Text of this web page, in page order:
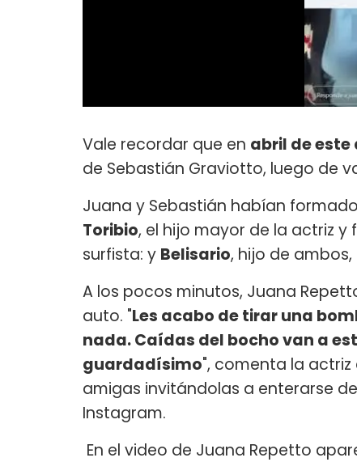
Vale recordar que en abril de
de Sebastián Graviotto, luego de
Juana y Sebastián habían
Toribio, el hijo mayor de la actriz
surfista: y Belisario, hijo de ambos,
A los pocos minutos, Juana
auto. "Les acabo de tirar una
nada. Caídas del bocho van a
guardadísimo", comenta la
amigas invitándolas a enterarse
Instagram.
En el video de Juana Repetto